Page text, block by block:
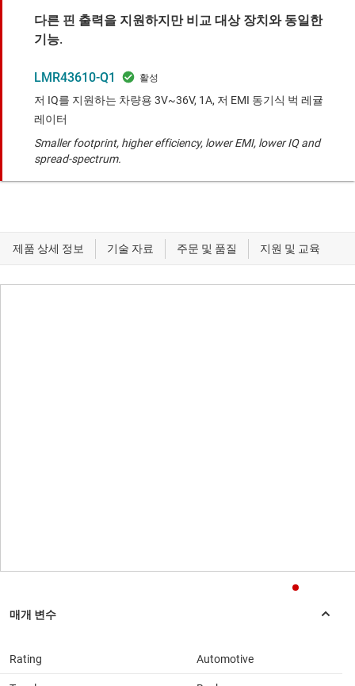
다른 핀 출력을 지원하지만 비교 대상 장치와 동일한
기능.
LMR43610-Q1
저 IQ를 지원하는 차량용 3V~36V, 1A, 저 EMI 동기식 벅 레귤
레이터
Smaller footprint, higher efficiency, lower EMI, lower IQ and
spread-spectrum.
Rating Automotive